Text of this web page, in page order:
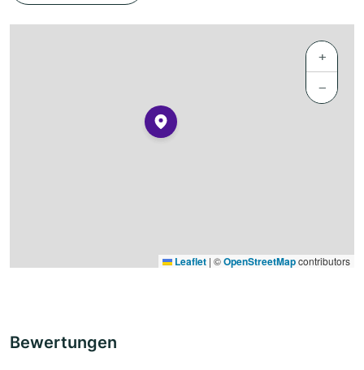
+
−
Leaflet | ©OpenStreetMapcontributors
Bewertungen